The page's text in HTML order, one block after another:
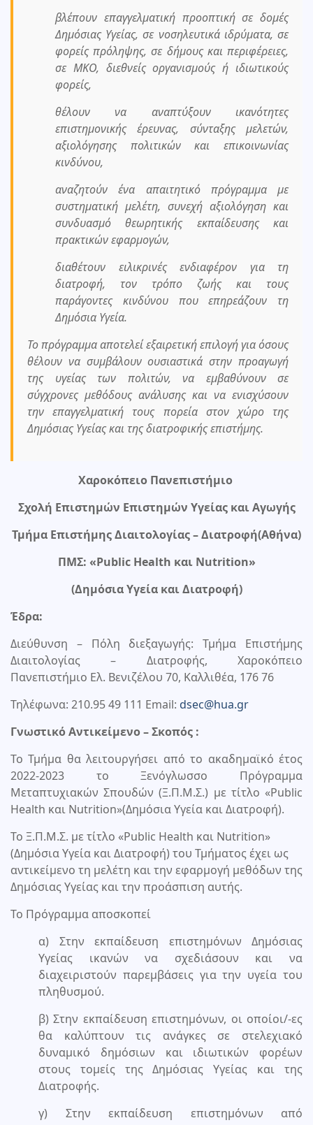
βλέπουν επαγγελματική προοπτική σε δομές
Δημόσιας Υγείας, σε νοσηλευτικά ιδρύματα, σε
φορείς πρόληψης, σε δήμους και περιφέρειες,
σε ΜΚΟ, διεθνείς οργανισμούς ή ιδιωτικούς
φορείς,
θέλουν να αναπτύξουν ικανότητες
επιστημονικής έρευνας, σύνταξης μελετών,
αξιολόγησης πολιτικών και επικοινωνίας
κινδύνου,
αναζητούν ένα απαιτητικό πρόγραμμα με
συστηματική μελέτη, συνεχή αξιολόγηση και
συνδυασμό θεωρητικής εκπαίδευσης και
πρακτικών εφαρμογών,
διαθέτουν ειλικρινές ενδιαφέρον για τη
διατροφή, τον τρόπο ζωής και τους
παράγοντες κινδύνου που επηρεάζουν τη
Δημόσια Υγεία.
Το πρόγραμμα αποτελεί εξαιρετική επιλογή για όσους
θέλουν να συμβάλουν ουσιαστικά στην προαγωγή
της υγείας των πολιτών, να εμβαθύνουν σε
σύγχρονες μεθόδους ανάλυσης και να ενισχύσουν
την επαγγελματική τους πορεία στον χώρο της
Δημόσιας Υγείας και της διατροφικής επιστήμης.
Χαροκόπειο Πανεπιστήμιο
Σχολή Επιστημών Επιστημών Υγείας και Αγωγής
Τμήμα Επιστήμης Διαιτολογίας – Διατροφή(Αθήνα)
ΠΜΣ: «Public Health και Nutrition»
(Δημόσια Υγεία και Διατροφή)
Έδρα:
Διεύθυνση – Πόλη διεξαγωγής: Τμήμα Επιστήμης
Διαιτολογίας – Διατροφής, Χαροκόπειο
Πανεπιστήμιο Ελ. Βενιζέλου 70, Καλλιθέα, 176 76
Τηλέφωνα: 210.95 49 111 Email: dsec@hua.gr
Γνωστικό Αντικείμενο – Σκοπός :
Το Τμήμα θα λειτουργήσει από το ακαδημαϊκό έτος
2022-2023 το Ξενόγλωσσο Πρόγραμμα
Μεταπτυχιακών Σπουδών (Ξ.Π.Μ.Σ.) με τίτλο «Public
Health και Nutrition»(Δημόσια Υγεία και Διατροφή).
Το Ξ.Π.Μ.Σ. με τίτλο «Public Health και Nutrition»
(Δημόσια Υγεία και Διατροφή) του Τμήματος έχει ως
αντικείμενο τη μελέτη και την εφαρμογή μεθόδων της
Δημόσιας Υγείας και την προάσπιση αυτής.
Το Πρόγραμμα αποσκοπεί
α) Στην εκπαίδευση επιστημόνων Δημόσιας
Υγείας ικανών να σχεδιάσουν και να
διαχειριστούν παρεμβάσεις για την υγεία του
πληθυσμού.
β) Στην εκπαίδευση επιστημόνων, οι οποίοι/-ες
θα καλύπτουν τις ανάγκες σε στελεχιακό
δυναμικό δημόσιων και ιδιωτικών φορέων
στους τομείς της Δημόσιας Υγείας και της
Διατροφής.
γ) Στην εκπαίδευση επιστημόνων από